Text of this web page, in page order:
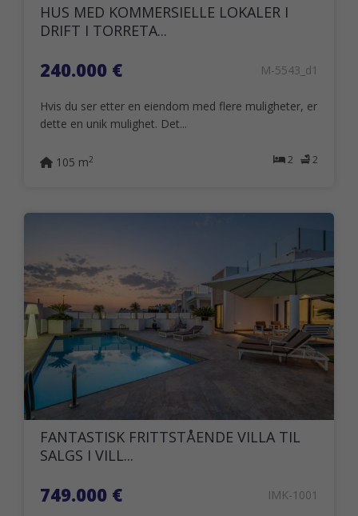
HUS MED KOMMERSIELLE LOKALER I
DRIFT I TORRETA...
240.000 € M-5543_d1
Hvis du ser etter en eiendom med flere muligheter, er
dette en unik mulighet. Det...
2 2
105 m2
FANTASTISK FRITTSTÅENDE VILLA TIL
SALGS I VILL...
749.000 € IMK-1001